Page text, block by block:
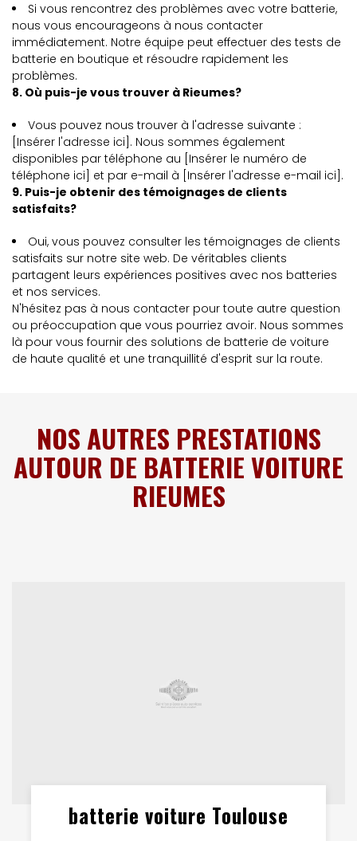
Si vous rencontrez des problèmes avec votre batterie,
nous vous encourageons à nous contacter
immédiatement. Notre équipe peut effectuer des tests de
batterie en boutique et résoudre rapidement les
problèmes.
8. Où puis-je vous trouver à Rieumes?
Vous pouvez nous trouver à l'adresse suivante :
[Insérer l'adresse ici]. Nous sommes également
disponibles par téléphone au [Insérer le numéro de
téléphone ici] et par e-mail à [Insérer l'adresse e-mail ici].
9. Puis-je obtenir des témoignages de clients
satisfaits?
Oui, vous pouvez consulter les témoignages de clients
satisfaits sur notre site web. De véritables clients
partagent leurs expériences positives avec nos batteries
et nos services.
N'hésitez pas à nous contacter pour toute autre question
ou préoccupation que vous pourriez avoir. Nous sommes
là pour vous fournir des solutions de batterie de voiture
de haute qualité et une tranquillité d'esprit sur la route.
NOS AUTRES PRESTATIONS
AUTOUR DE BATTERIE VOITURE
RIEUMES
batterie voiture Toulouse